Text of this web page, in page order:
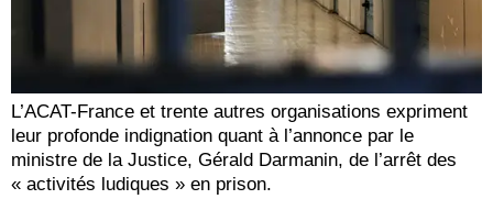
L’ACAT-France et trente autres organisations expriment
leur profonde indignation quant à l’annonce par le
ministre de la Justice, Gérald Darmanin, de l’arrêt des
« activités ludiques » en prison.